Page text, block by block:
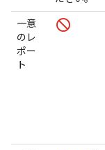
一意
のレ
ポー
ト